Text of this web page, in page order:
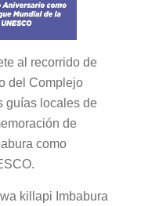
al recorrido de
del Complejo
guías locales de
de
como
killapi Imbabura